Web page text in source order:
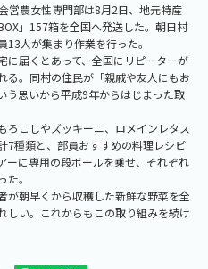
営農女性専門部は8月2日、地元特産
」157箱を全国へ発送した。朝日村
人が集まり作業を行った。
に届くとあって、全国にリピーターが
る。同村の住民が「親戚や友人にもお
う思いから平成9年からはじまった取
ろこしやズッキーニ、ロメインレタス
7種類と、部員おすすめの料理レシピ
ーに専用の段ボールを乗せ、それぞれ
。
が朝早くから収穫した新鮮な野菜を全
しい。これからもこの取り組みを続け